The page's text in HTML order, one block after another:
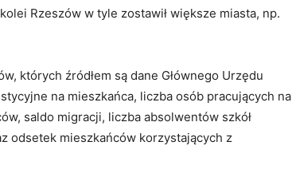
Rzeszów w tyle zostawił większe miasta, np.
których źródłem są dane Głównego Urzędu
na mieszkańca, liczba osób pracujących na
saldo migracji, liczba absolwentów szkół
odsetek mieszkańców korzystających z